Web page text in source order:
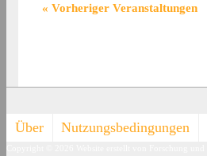
« Vorheriger Veranstaltungen
Footer-
Über Nutzungsbedingungen